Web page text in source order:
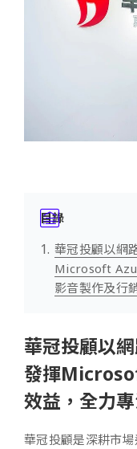
目錄
華冠投顧以網
Microsoft
影音製作及行
華冠投顧以
發揮
效益，全力
華冠投顧是深耕市